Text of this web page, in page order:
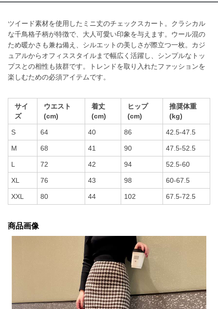
ツイード素材を使用したミニ丈のチェックスカート。クラシカル
な千鳥格子柄が特徴で、大人可愛い印象を与えます。ウール混の
ため暖かさも兼ね備え、シルエットの美しさが際立つ一枚。カジ
ュアルからオフィススタイルまで幅広く活躍し、シンプルなトッ
プスとの相性も抜群です。トレンドを取り入れたファッションを
楽しむための必須アイテムです。
サイ
ズ
ウエスト
(cm)
着丈
(cm)
ヒップ
(cm)
推奨体重
(kg)
S 64 40 86 42.5-47.5
M 68 41 90 47.5-52.5
L 72 42 94 52.5-60
XL 76 43 98 60-67.5
XXL 80 44 102 67.5-72.5
商品画像